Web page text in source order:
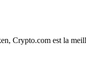
Crypto.com est la